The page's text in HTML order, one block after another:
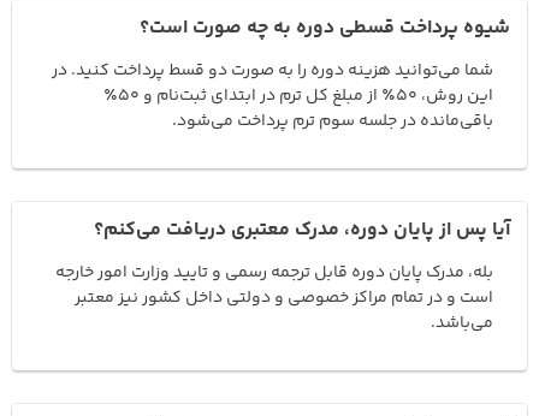
شیوه پرداخت قسطی دوره به چه صورت است؟
شما می‌توانید هزینه دوره را به صورت دو قسط پرداخت کنید. در
این روش، ۵۰٪ از مبلغ کل ترم در ابتدای ثبت‌نام و ۵۰٪
باقی‌مانده در جلسه سوم ترم پرداخت می‌شود.
آیا پس از پایان دوره، مدرک معتبری دریافت می‌کنم؟
بله، مدرک پایان دوره قابل ترجمه رسمی و تایید وزارت امور خارجه
است و در تمام مراکز خصوصی و دولتی داخل کشور نیز معتبر
می‌باشد.